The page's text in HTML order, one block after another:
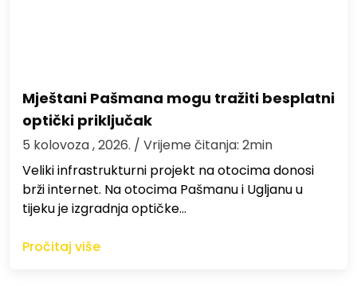
Mještani Pašmana mogu tražiti besplatni
optički priključak
5 kolovoza , 2026. / Vrijeme čitanja: 2min
Veliki infrastrukturni projekt na otocima donosi
brži internet. Na otocima Pašmanu i Ugljanu u
tijeku je izgradnja optičke…
Pročitaj više